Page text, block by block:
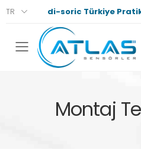
TR di-soric Türkiye Pratik
Menü
Montaj